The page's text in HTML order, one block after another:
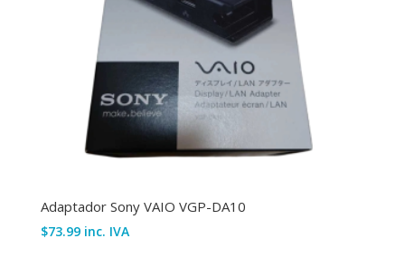
Adaptador Sony VAIO VGP-DA10
$73.99 inc. IVA